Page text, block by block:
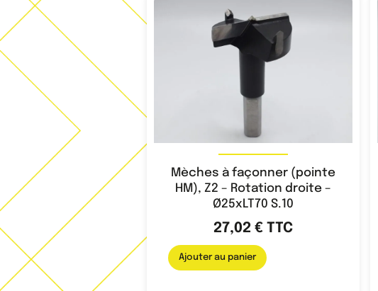
Mèches à façonner (pointe
HM), Z2 – Rotation droite –
Ø25xLT70 S.10
27,02 € TTC
Ajouter au panier